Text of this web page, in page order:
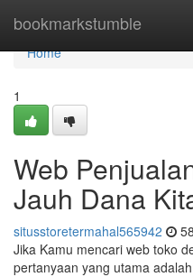
bookmarkstumble
Home
Home
1
Web
Jauh Dana
situsstoretermahal565942
Jika Kamu mencari web toko
pertanyaan yang utama